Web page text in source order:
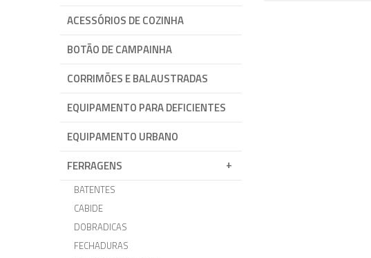
ACESSÓRIOS DE COZINHA
BOTÃO DE CAMPAINHA
CORRIMÕES E BALAUSTRADAS
EQUIPAMENTO PARA DEFICIENTES
EQUIPAMENTO URBANO
FERRAGENS
BATENTES
CABIDE
DOBRADICAS
FECHADURAS